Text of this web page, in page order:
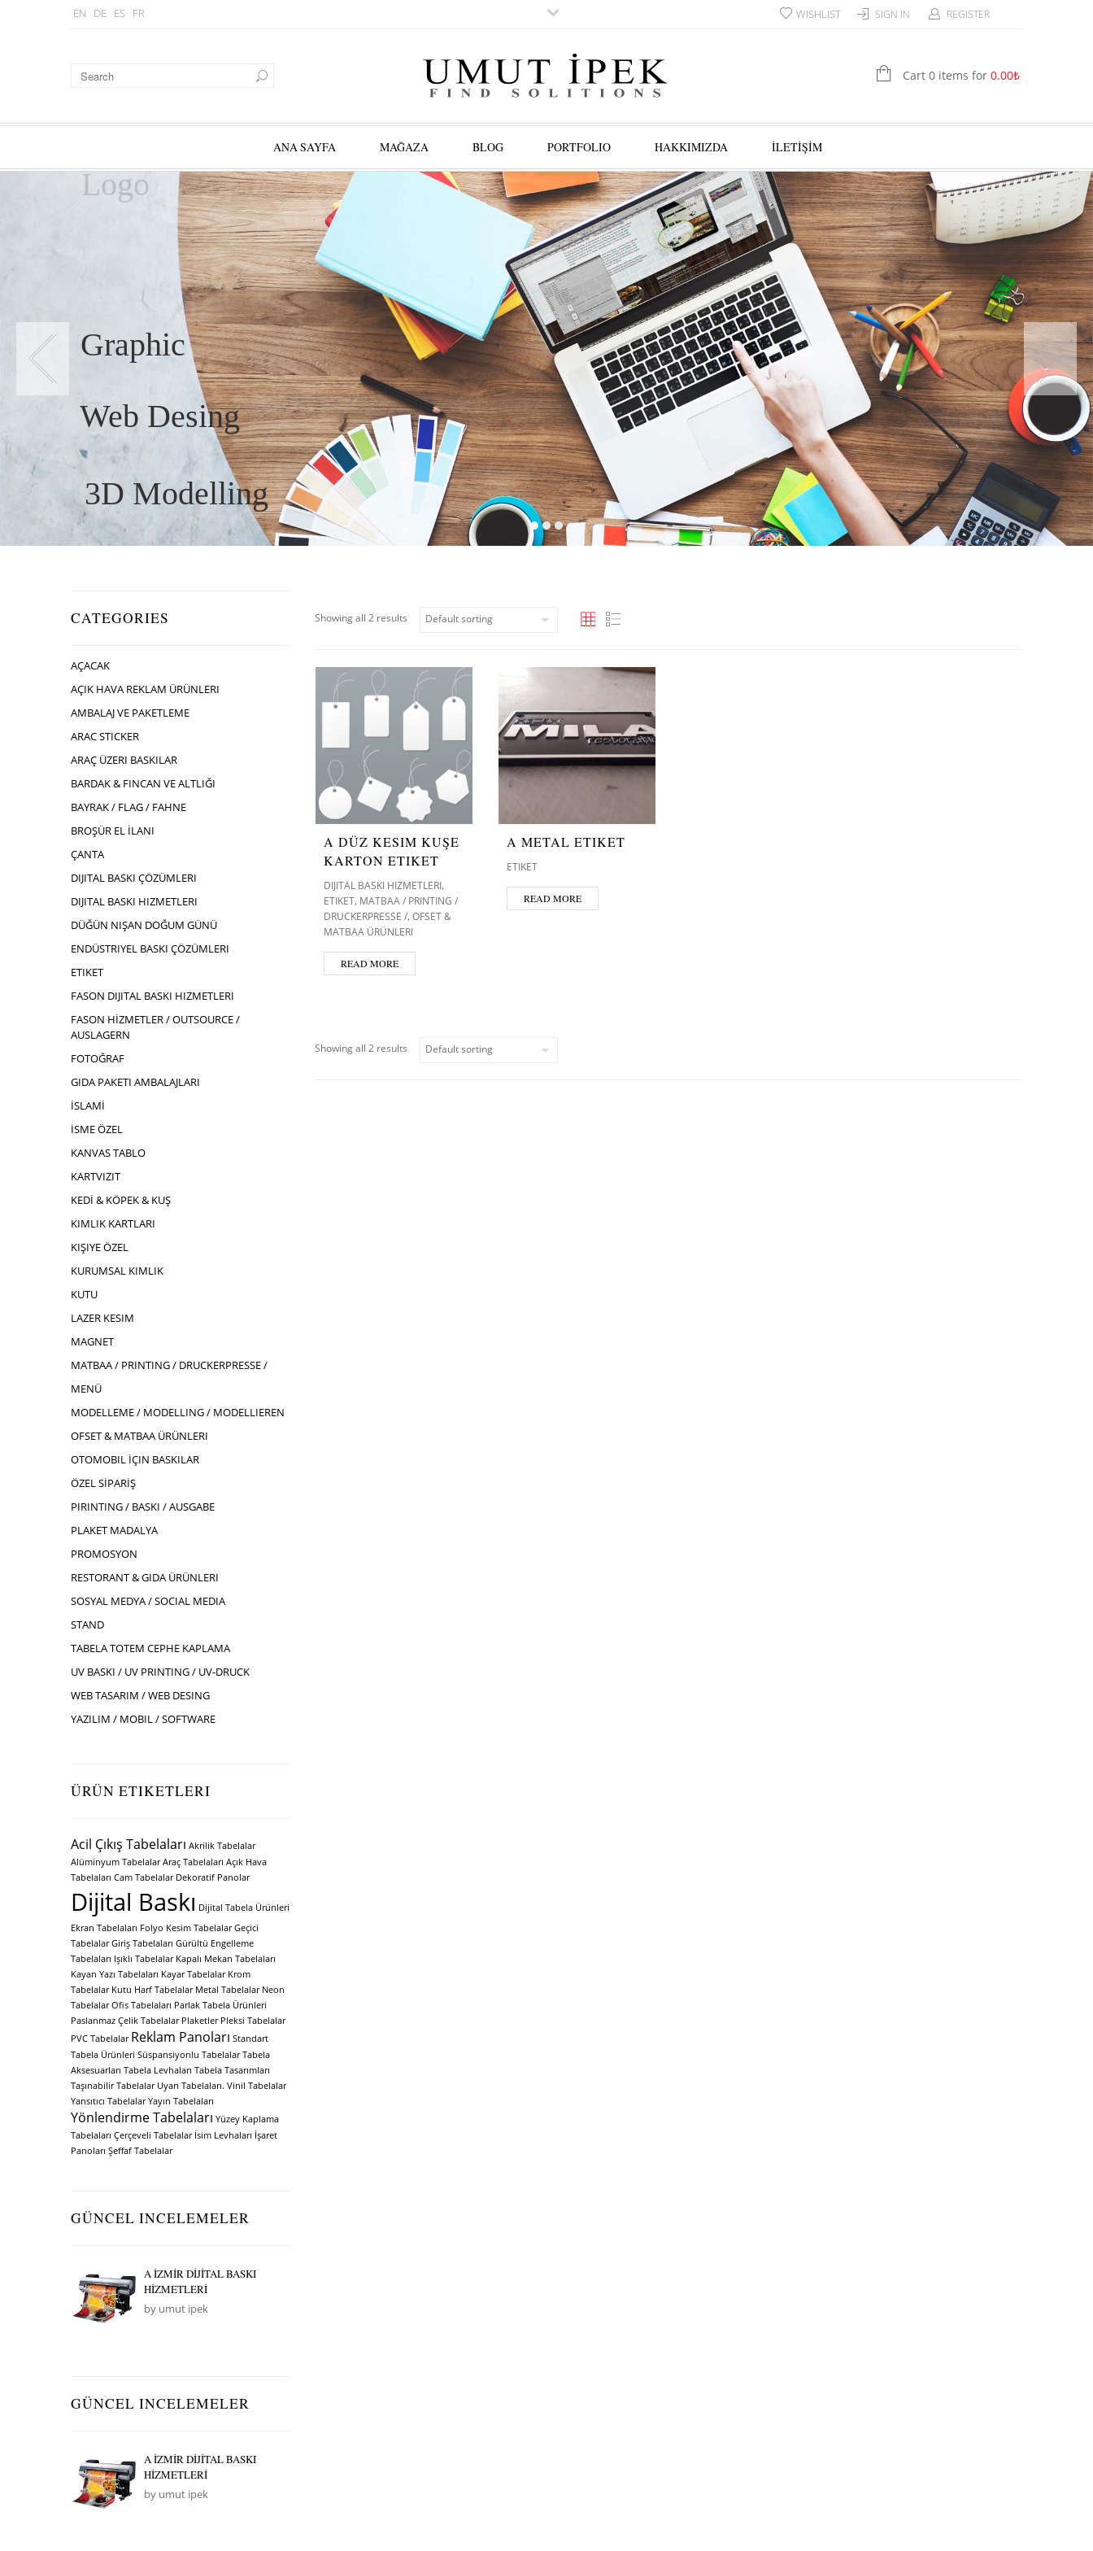
EN DE ES FR SIGN IN REGISTER
WISHLIST
Cart 0 items for 0.00₺
ANA SAYFA MAĞAZA BLOG PORTFOLIO HAKKIMIZDA İLETİŞİM
3D Modelling
Graphic
Web Desing
Logo
CATEGORIES
AÇACAK
AÇIK HAVA REKLAM ÜRÜNLERI
AMBALAJ VE PAKETLEME
ARAC STICKER
ARAÇ ÜZERI BASKILAR
BARDAK & FINCAN VE ALTLIĞI
BAYRAK / FLAG / FAHNE
BROŞÜR EL İLANI
ÇANTA
DIJITAL BASKI ÇÖZÜMLERI
DIJITAL BASKI HIZMETLERI
DÜĞÜN NIŞAN DOĞUM GÜNÜ
ENDÜSTRIYEL BASKI ÇÖZÜMLERI
ETIKET
FASON DIJITAL BASKI HIZMETLERI
FASON HİZMETLER / OUTSOURCE /
AUSLAGERN
FOTOĞRAF
GIDA PAKETI AMBALAJLARI
İSLAMİ
İSME ÖZEL
KANVAS TABLO
KARTVIZIT
KEDİ & KÖPEK & KUŞ
KIMLIK KARTLARI
KIŞIYE ÖZEL
KURUMSAL KIMLIK
KUTU
LAZER KESIM
MAGNET
MATBAA / PRINTING / DRUCKERPRESSE /
MENÜ
MODELLEME / MODELLING / MODELLIEREN
OFSET & MATBAA ÜRÜNLERI
OTOMOBIL İÇIN BASKILAR
ÖZEL SİPARİŞ
PIRINTING / BASKI / AUSGABE
PLAKET MADALYA
PROMOSYON
RESTORANT & GIDA ÜRÜNLERI
SOSYAL MEDYA / SOCIAL MEDIA
STAND
TABELA TOTEM CEPHE KAPLAMA
UV BASKI / UV PRINTING / UV-DRUCK
WEB TASARIM / WEB DESING
YAZILIM / MOBIL / SOFTWARE
ÜRÜN ETIKETLERI
Acil Çıkış Tabelaları Akrilik Tabelalar
Alüminyum Tabelalar Araç Tabelaları Açık Hava
Tabelaları Cam Tabelalar Dekoratif Panolar
Dijital Baskı Dijital Tabela Ürünleri
Ekran Tabelaları Folyo Kesim Tabelalar Geçici
Tabelalar Giriş Tabelaları Gürültü Engelleme
Tabelaları Işıklı Tabelalar Kapalı Mekan Tabelaları
Kayan Yazı Tabelaları Kayar Tabelalar Krom
Tabelalar Kutu Harf Tabelalar Metal Tabelalar Neon
Tabelalar Ofis Tabelaları Parlak Tabela Ürünleri
Paslanmaz Çelik Tabelalar Plaketler Pleksi Tabelalar
PVC Tabelalar Reklam Panoları Standart
Tabela Ürünleri Süspansiyonlu Tabelalar Tabela
Aksesuarları Tabela Levhaları Tabela Tasarımları
Taşınabilir Tabelalar Uyarı Tabelaları. Vinil Tabelalar
Yansıtıcı Tabelalar Yayın Tabelaları
Yönlendirme Tabelaları Yüzey Kaplama
Tabelaları Çerçeveli Tabelalar İsim Levhaları İşaret
Panoları Şeffaf Tabelalar
GÜNCEL INCELEMELER
A İZMİR DİJİTAL BASKI
HİZMETLERİ
by umut ipek
GÜNCEL INCELEMELER
A İZMİR DİJİTAL BASKI
HİZMETLERİ
by umut ipek
Showing all 2 results
A DÜZ KESIM KUŞE
KARTON ETIKET
DIJITAL BASKI HIZMETLERI,
ETIKET, MATBAA / PRINTING /
DRUCKERPRESSE /,OFSET &
MATBAA ÜRÜNLERI
READ MORE
A METAL ETIKET
ETIKET
READ MORE
Showing all 2 results